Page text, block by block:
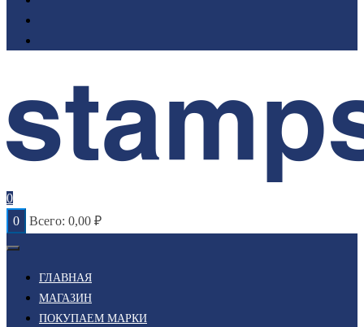
0
0
Всего: 0,00 ₽
ГЛАВНАЯ
МАГАЗИН
ПОКУПАЕМ МАРКИ